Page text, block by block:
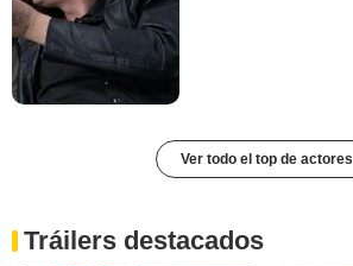
Ver todo el top de actores
Tráilers destacados